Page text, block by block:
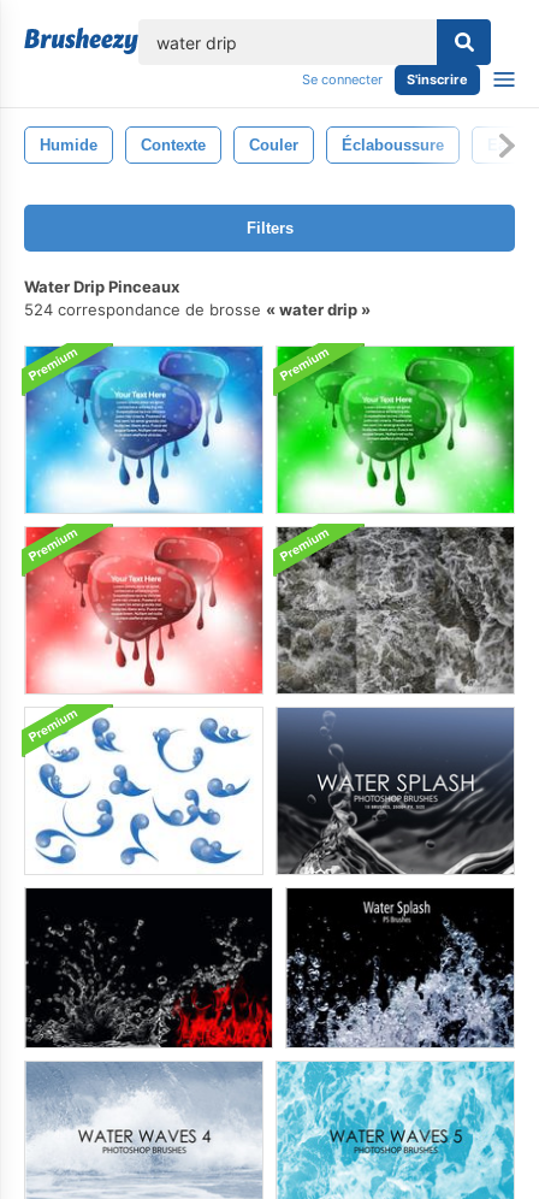
Se connecter S'inscrire
Humide Contexte Couler Éclaboussure Eau
Filters
Water Drip Pinceaux
524 correspondance de brosse
water drip